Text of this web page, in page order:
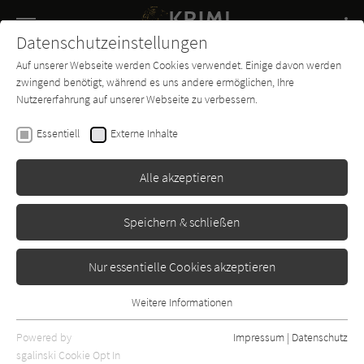
SUCHE
Buch-
Entdecker
Forum Charts
Simone Buchholz
Eisnattern
Erschienen: Januar 2012
Datenschutzeinstellungen
Auf unserer Webseite werden Cookies verwendet. Einige davon werden
zwingend benötigt, während es uns andere ermöglichen, Ihre
Nutzererfahrung auf unserer Webseite zu verbessern.
Essentiell Externe Inhalte
Alle akzeptieren
Speichern & schließen
Nur essentielle Cookies akzeptieren
Essentielle Cookies werden für grundlegende Funktionen der
Webseite benötigt. Dadurch ist gewährleistet, dass die Webseite
Weitere Informationen
Powered by
sgalinski Cookie Opt In
Impressum | Datenschutz